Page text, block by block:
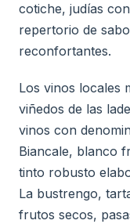
cotiche, judías
repertorio de
reconfortantes.
Los vinos locales
viñedos de las
vinos con
Biancale, blanco
tinto robusto
La bustrengo,
frutos secos,